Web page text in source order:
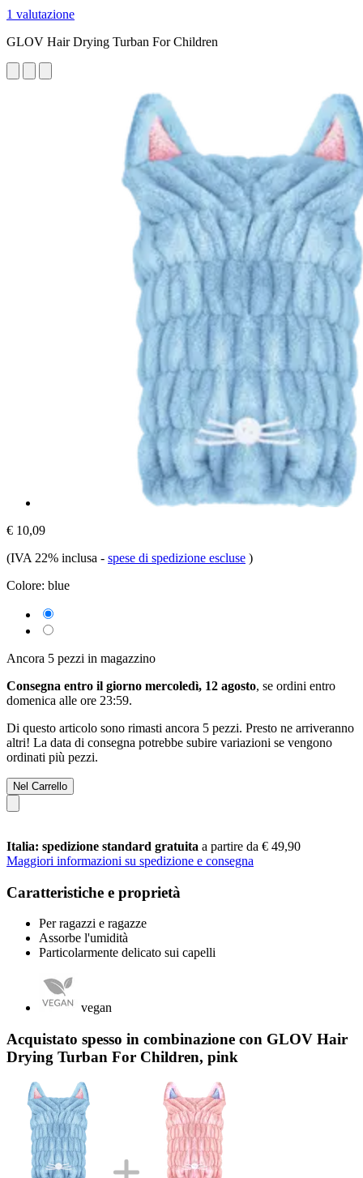
1 valutazione
GLOV Hair Drying Turban For Children
€ 10,09
(IVA 22% inclusa - spese di spedizione escluse )
Colore: blue
Ancora 5 pezzi in magazzino
Consegna entro il giorno mercoledì, 12 agosto, se ordini entro
domenica alle ore 23:59.
Di questo articolo sono rimasti ancora 5 pezzi. Presto ne arriveranno
altri! La data di consegna potrebbe subire variazioni se vengono
ordinati più pezzi.
Nel Carrello
Italia: spedizione standard gratuita a partire da € 49,90
Maggiori informazioni su spedizione e consegna
Caratteristiche e proprietà
Per ragazzi e ragazze
Assorbe l'umidità
Particolarmente delicato sui capelli
vegan
Acquistato spesso in combinazione con GLOV Hair
Drying Turban For Children, pink